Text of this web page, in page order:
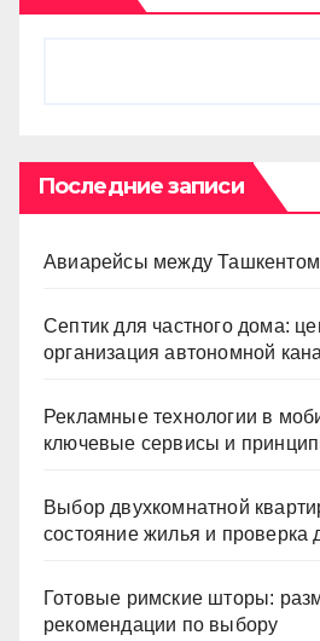
Последние записи
Авиарейсы между Ташкентом
Септик для частного дома:
организация автономной
Рекламные технологии в
ключевые сервисы и
Выбор двухкомнатной
состояние жилья и проверка
Готовые римские шторы:
рекомендации по выбору